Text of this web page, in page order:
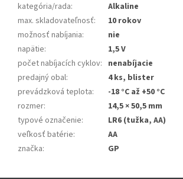
kategória/rada:
Alkaline
max. skladovateľnosť:
10 rokov
možnosť nabíjania:
nie
napätie:
1,5 V
počet nabíjacích cyklov: nenabíjacie
predajný obal:
4 ks, blister
prevádzková teplota:
-18 °C až +50 °C
rozmer:
14,5 × 50,5 mm
typové označenie:
LR6 (tužka, AA)
veľkosť batérie:
AA
značka: GP